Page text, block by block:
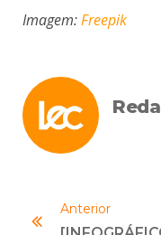
Imagem:Freepik
Anterior